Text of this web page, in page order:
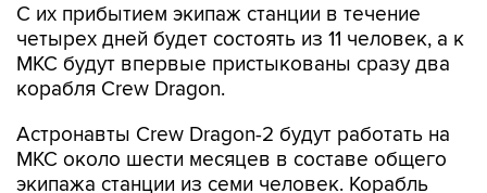
МКС будут впервые пристыкованы сразу два
корабля Crew Dragon.
Астронавты Crew Dragon-2 будут работать на
экипажа станции из семи человек. Корабль
покинет ее не ранее 31 октября. Спускаемая